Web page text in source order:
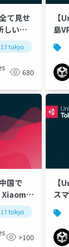
て見せ
しい
tokyo
680
【
島
発
国で
Xiaomi
、収益
tokyo
>100
【
ス
る
AR/